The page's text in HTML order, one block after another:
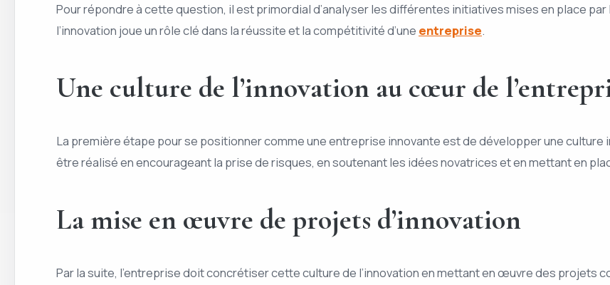
Pour répondre à cette question, il est primordial d’analyser les différentes initiatives mises en place
l’innovation joue un rôle clé dans la réussite et la compétitivité d’une entreprise.
Une culture de l’innovation au cœur de
La première étape pour se positionner comme une entreprise innovante est de développer une culture
être réalisé en encourageant la prise de risques, en soutenant les idées novatrices et en mettant en
La mise en œuvre de projets d’innovation
Par la suite, l’entreprise doit concrétiser cette culture de l’innovation en mettant en œuvre des projets